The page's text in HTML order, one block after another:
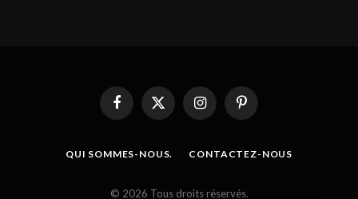
FacebookX
(Twitter)
InstagramPinterest
QUI SOMMES-NOUS. CONTACTEZ-NOUS
© 2026 Tous droits réservés.